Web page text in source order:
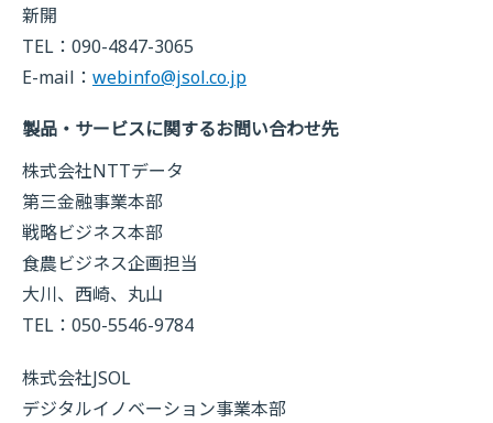
新開
TEL：090-4847-3065
E-mail： webinfo@jsol.co.jp
製品・サービスに関するお問い合わせ先
株式会社NTTデータ
第三金融事業本部
戦略ビジネス本部
食農ビジネス企画担当
大川、西崎、丸山
TEL：050-5546-9784
株式会社JSOL
デジタルイノベーション事業本部